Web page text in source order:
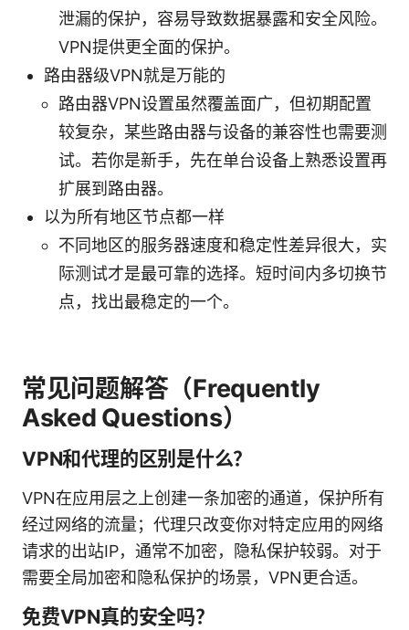
泄漏的保护，容易导致数据暴露和安全风险。
VPN提供更全面的保护。
路由器级VPN就是万能的
路由器VPN设置虽然覆盖面广，但初期配置
较复杂，某些路由器与设备的兼容性也需要测
试。若你是新手，先在单台设备上熟悉设置再
扩展到路由器。
以为所有地区节点都一样
不同地区的服务器速度和稳定性差异很大，实
际测试才是最可靠的选择。短时间内多切换节
点，找出最稳定的一个。
常见问题解答（Frequently
Asked Questions）
VPN和代理的区别是什么？
VPN在应用层之上创建一条加密的通道，保护所有
经过网络的流量；代理只改变你对特定应用的网络
请求的出站IP，通常不加密，隐私保护较弱。对于
需要全局加密和隐私保护的场景，VPN更合适。
免费VPN真的安全吗？